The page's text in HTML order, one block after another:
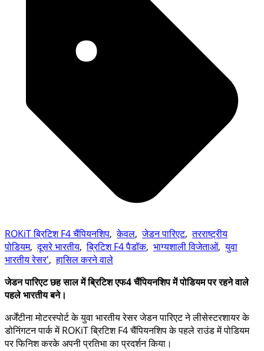
ROKiT ब्रिटिश F4 चैंपियनशिप,केवल,जेडन पारिएट,तरराष्ट्रीय
पोडियम,दूसरे भारतीय,ब्रिटिश F4 पैडॉक, भाग्यशाली विजेताओं,युवा
भारतीय रेसर',हासिल करने वाले
जेडन पारिएट छह साल में ब्रिटिश एफ4 चैंपियनशिप में पोडियम पर रहने वाले
पहले भारतीय बने।
अर्जेंटीना मोटरस्पोर्ट के युवा भारतीय रेसर जेडन पारिएट ने लीसेस्टरशायर के
डोनिंगटन पार्क में ROKiT ब्रिटिश F4 चैंपियनशिप के पहले राउंड में पोडियम
पर फिनिश करके अपनी प्रतिभा का प्रदर्शन किया।